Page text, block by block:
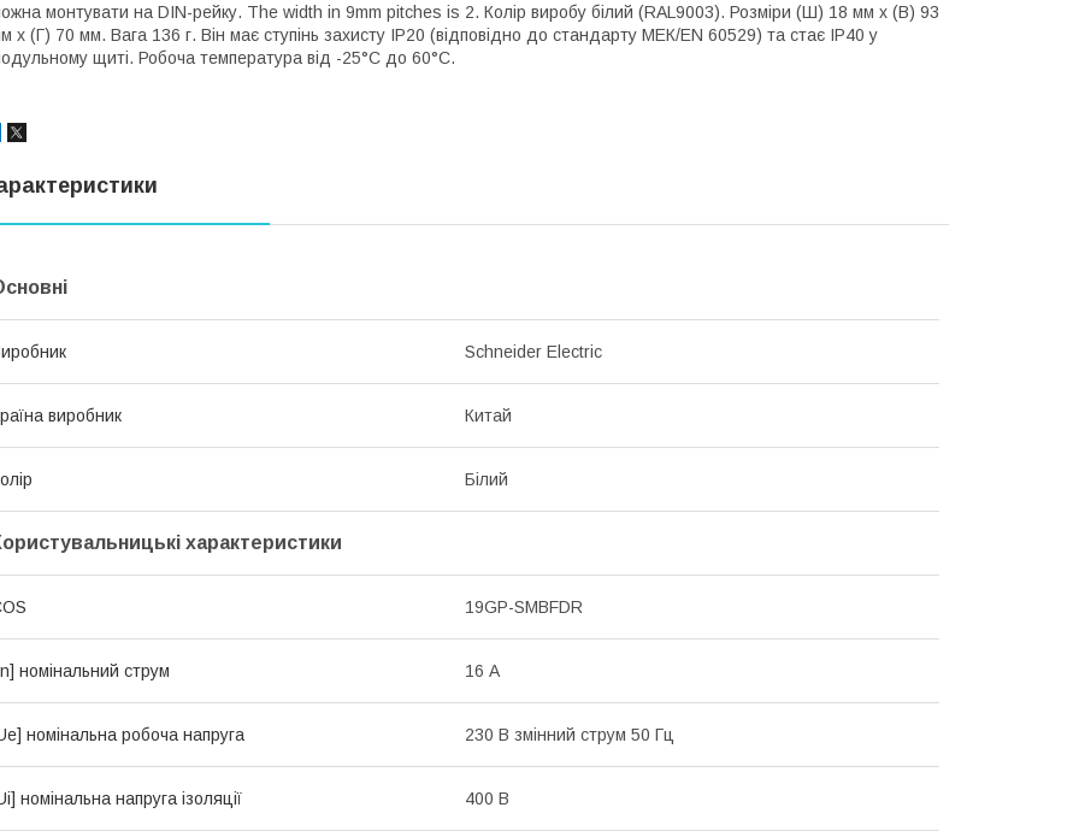
монтувати на DIN-рейку. The width in 9mm pitches is 2. Колір виробу білий (RAL9003). Розміри (Ш) 18 мм х (В) 93
х (Г) 70 мм. Вага 136 г. Він має ступінь захисту IP20 (відповідно до стандарту МЕК/EN 60529) та стає IP40 у
щиті. Робоча температура від -25°C до 60°C.
Schneider Electric
виробник Китай
Білий
характеристики
19GP-SMBFDR
номінальний струм 16 А
номінальна робоча напруга 230 В змінний струм 50 Гц
номінальна напруга ізоляції 400 В